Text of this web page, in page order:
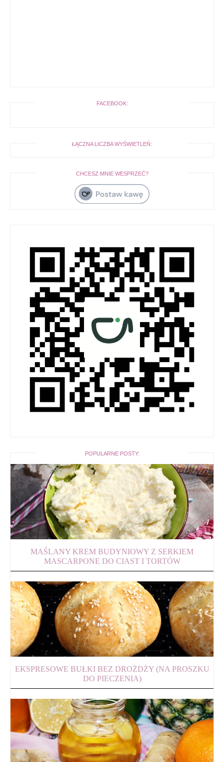
FACEBOOK:
ŁĄCZNA LICZBA WYŚWIETLEŃ:
CHCESZ MNIE WESPRZEĆ?
POPULARNE POSTY:
MAŚLANY KREM BUDYNIOWY Z SERKIEM
MASCARPONE DO CIAST I TORTÓW
EKSPRESOWE BUŁKI BEZ DROŻDŻY (NA PROSZKU
DO PIECZENIA)